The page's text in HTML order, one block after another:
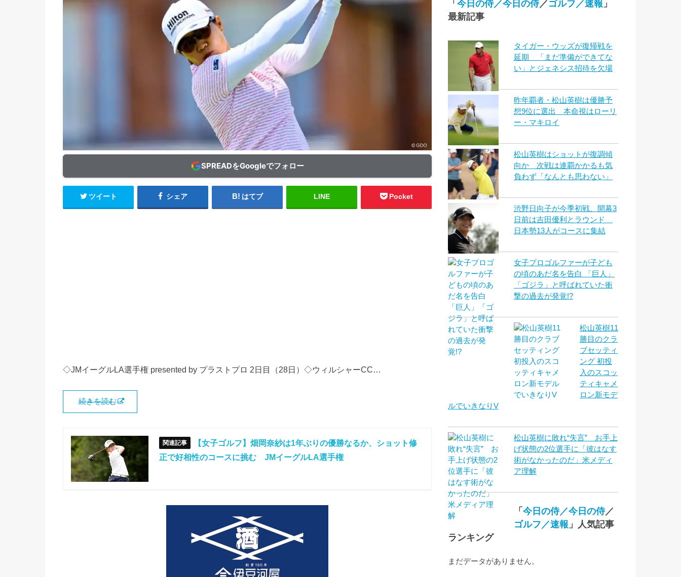
SPREADをGoogleでフォロー
ツイート シェア はてブ LINE Pocket
◇JMイーグルLA選手権 presented by プラストプロ 2日目（28日）◇ウィルシャーCC…
続きを読む
【女子ゴルフ】畑岡奈紗は1年ぶりの優勝なるか、ショット修
正で好相性のコースに挑む JMイーグルLA選手権
「 今日の侍／今日の侍／ ゴルフ／速報 」
最新記事
タイガー・ウッズが復帰戦を
延期 「まだ準備ができてな
い」とジェネシス招待を欠場
昨年覇者・松山英樹は優勝予
想9位に選出 本命視はローリ
ー・マキロイ
松山英樹はショットが復調傾
向か 次戦は連覇かかるも気
負わず「なんとも思わない」
渋野日向子が今季初戦、開幕3
日前は吉田優利とラウンド
日本勢13人がコースに集結
女子プロゴルファーが子ども
の頃のあだ名を告白 「巨人」
「ゴジラ」と呼ばれていた衝
撃の過去が発覚!?
松山英樹11
勝目のクラ
ブセッティ
ング 初投
入のスコッ
ティキャメ
ロン新モデ
ルでいきなりV
松山英樹に敗れ“失言” お手上
げ状態の2位選手に「彼はなす
術がなかったのだ」米メディ
ア理解
「 今日の侍／今日の侍／
ゴルフ／速報 」人気記事
ランキング
まだデータがありません。